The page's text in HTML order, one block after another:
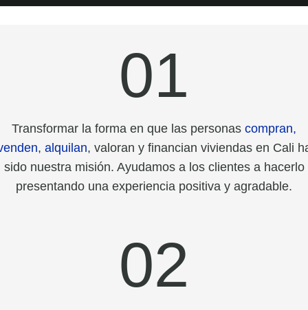
01
Transformar la forma en que las personas compran,
, alquilan, valoran y financian viviendas en Cali
sido nuestra misión. Ayudamos a los clientes a hacerlo
presentando una experiencia positiva y agradable.
02